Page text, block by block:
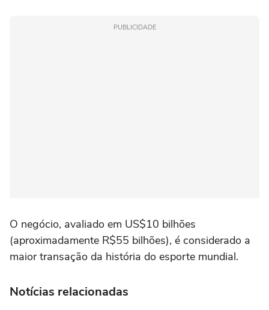
PUBLICIDADE
O negócio, avaliado em US$10 bilhões
(aproximadamente R$55 bilhões), é considerado a
maior transação da história do esporte mundial.
Notícias relacionadas